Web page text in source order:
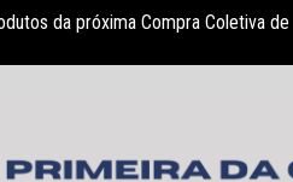
da próxima Compra Coletiva de
atendimento a crianças com